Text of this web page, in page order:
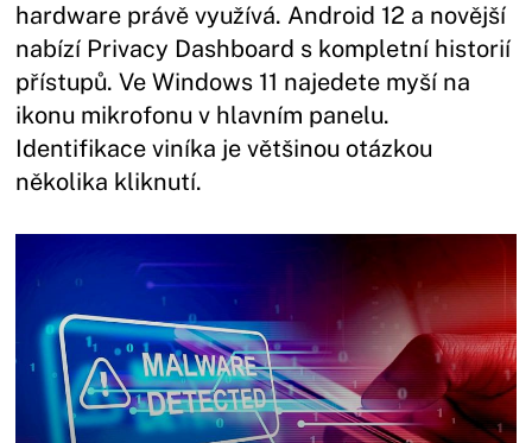
hardware právě využívá. Android 12 a novější
nabízí Privacy Dashboard s kompletní historií
přístupů. Ve Windows 11 najedete myší na
ikonu mikrofonu v hlavním panelu.
Identifikace viníka je většinou otázkou
několika kliknutí.